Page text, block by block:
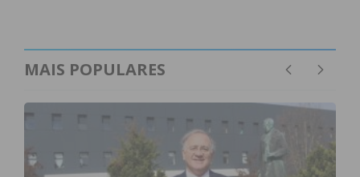
MAIS POPULARES